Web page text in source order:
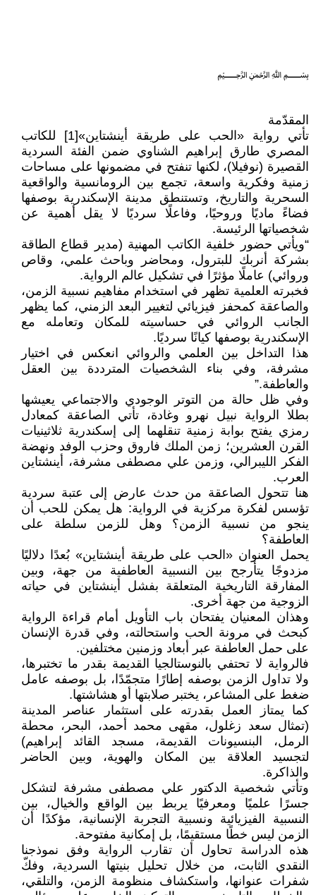
﷽
المقدّمة
تأتي رواية «الحب على طريقة أينشتاين»[1] للكاتب
المصري طارق إبراهيم الشناوي ضمن الفئة السردية
القصيرة (نوفيلا)، لكنها تنفتح في مضمونها على مساحات
زمنية وفكرية واسعة، تجمع بين الرومانسية والواقعية
السحرية والتاريخ، وتستنطق مدينة الإسكندرية بوصفها
فضاءً ماديًا وروحيًا، وفاعلًا سرديًا لا يقل أهمية عن
شخصياتها الرئيسة.
“ويأتي حضور خلفية الكاتب المهنية (مدير قطاع الطاقة
بشركة أنربك للبترول، ومحاضر وباحث علمي، وقاص
وروائي) عاملًا مؤثرًا في تشكيل عالم الرواية.
فخبرته العلمية تظهر في استخدام مفاهيم نسبية الزمن،
والصاعقة كمحفز فيزيائي لتغيير البعد الزمني، كما يظهر
الجانب الروائي في حساسيته للمكان وتعامله مع
الإسكندرية بوصفها كيانًا سرديًا.
هذا التداخل بين العلمي والروائي انعكس في اختيار
مشرفة، وفي بناء الشخصيات المترددة بين العقل
والعاطفة.”
وفي ظل حالة من التوتر الوجودي والاجتماعي يعيشها
بطلا الرواية نبيل نهرو وغادة، تأتي الصاعقة كمعادل
رمزي يفتح بوابة زمنية تنقلهما إلى إسكندرية ثلاثينيات
القرن العشرين؛ زمن الملك فاروق وحزب الوفد ونهضة
الفكر الليبرالي، وزمن علي مصطفى مشرفة، أينشتاين
العرب.
هنا تتحول الصاعقة من حدث عارض إلى عتبة سردية
تؤسس لفكرة مركزية في الرواية: هل يمكن للحب أن
ينجو من نسبية الزمن؟ وهل للزمن سلطة على
العاطفة؟
يحمل العنوان «الحب على طريقة أينشتاين» بُعدًا دلاليًا
مزدوجًا يتأرجح بين النسبية العاطفية من جهة، وبين
المفارقة التاريخية المتعلقة بفشل أينشتاين في حياته
الزوجية من جهة أخرى.
وهذان المعنيان يفتحان باب التأويل أمام قراءة الرواية
كبحث في مرونة الحب واستحالته، وفي قدرة الإنسان
على حمل العاطفة عبر أبعاد وزمنين مختلفين.
فالرواية لا تحتفي بالنوستالجيا القديمة بقدر ما تختبرها،
ولا تداول الزمن بوصفه إطارًا متجمّدًا، بل بوصفه عامل
ضغط على المشاعر، يختبر صلابتها أو هشاشتها.
كما يمتاز العمل بقدرته على استثمار عناصر المدينة
(تمثال سعد زغلول، مقهى محمد أحمد، البحر، محطة
الرمل، البنسيونات القديمة، مسجد القائد إبراهيم)
لتجسيد العلاقة بين المكان والهوية، وبين الحاضر
والذاكرة.
وتأتي شخصية الدكتور علي مصطفى مشرفة لتشكل
جسرًا علميًا ومعرفيًا يربط بين الواقع والخيال، بين
النسبية الفيزيائية ونسبية التجربة الإنسانية، مؤكدًا أن
الزمن ليس خطًا مستقيمًا، بل إمكانية مفتوحة.
هذه الدراسة تحاول أن تقارب الرواية وفق نموذجنا
النقدي الثابت، من خلال تحليل بنيتها السردية، وفكّ
شفرات عنوانها، واستكشاف منظومة الزمن، والتلقي،